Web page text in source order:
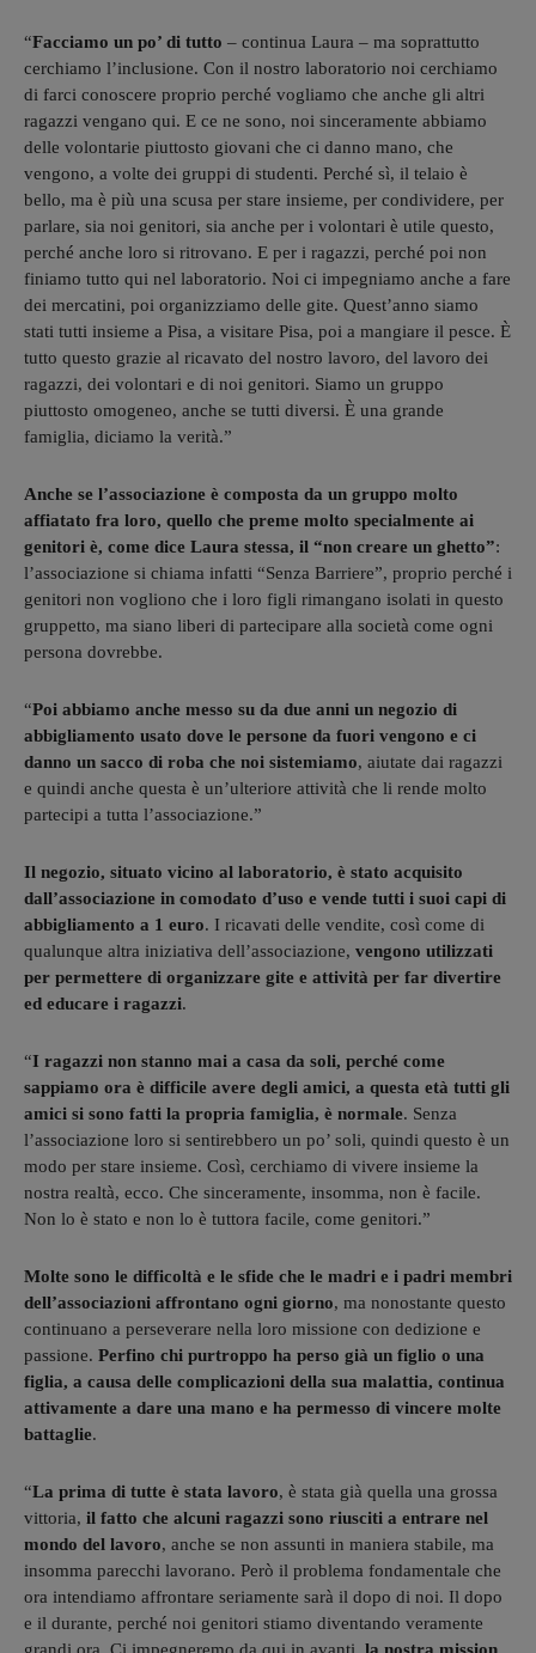
“Facciamo un po’ di tutto – continua Laura – ma soprattutto
cerchiamo l’inclusione. Con il nostro laboratorio noi cerchiamo
di farci conoscere proprio perché vogliamo che anche gli altri
ragazzi vengano qui. E ce ne sono, noi sinceramente abbiamo
delle volontarie piuttosto giovani che ci danno mano, che
vengono, a volte dei gruppi di studenti. Perché sì, il telaio è
bello, ma è più una scusa per stare insieme, per condividere, per
parlare, sia noi genitori, sia anche per i volontari è utile questo,
perché anche loro si ritrovano. E per i ragazzi, perché poi non
finiamo tutto qui nel laboratorio. Noi ci impegniamo anche a fare
dei mercatini, poi organizziamo delle gite. Quest’anno siamo
stati tutti insieme a Pisa, a visitare Pisa, poi a mangiare il pesce. È
tutto questo grazie al ricavato del nostro lavoro, del lavoro dei
ragazzi, dei volontari e di noi genitori. Siamo un gruppo
piuttosto omogeneo, anche se tutti diversi. È una grande
famiglia, diciamo la verità.”
Anche se l’associazione è composta da un gruppo molto
affiatato fra loro, quello che preme molto specialmente ai
genitori è, come dice Laura stessa, il “non creare un ghetto”:
l’associazione si chiama infatti “Senza Barriere”, proprio perché i
genitori non vogliono che i loro figli rimangano isolati in questo
gruppetto, ma siano liberi di partecipare alla società come ogni
persona dovrebbe.
“Poi abbiamo anche messo su da due anni un negozio di
abbigliamento usato dove le persone da fuori vengono e ci
danno un sacco di roba che noi sistemiamo, aiutate dai ragazzi
e quindi anche questa è un’ulteriore attività che li rende molto
partecipi a tutta l’associazione.”
Il negozio, situato vicino al laboratorio, è stato acquisito
dall’associazione in comodato d’uso e vende tutti i suoi capi di
abbigliamento a 1 euro. I ricavati delle vendite, così come di
qualunque altra iniziativa dell’associazione, vengono utilizzati
per permettere di organizzare gite e attività per far divertire
ed educare i ragazzi.
“I ragazzi non stanno mai a casa da soli, perché come
sappiamo ora è difficile avere degli amici, a questa età tutti gli
amici si sono fatti la propria famiglia, è normale. Senza
l’associazione loro si sentirebbero un po’ soli, quindi questo è un
modo per stare insieme. Così, cerchiamo di vivere insieme la
nostra realtà, ecco. Che sinceramente, insomma, non è facile.
Non lo è stato e non lo è tuttora facile, come genitori.”
Molte sono le difficoltà e le sfide che le madri e i padri membri
dell’associazioni affrontano ogni giorno, ma nonostante questo
continuano a perseverare nella loro missione con dedizione e
passione. Perfino chi purtroppo ha perso già un figlio o una
figlia, a causa delle complicazioni della sua malattia, continua
attivamente a dare una mano e ha permesso di vincere molte
battaglie.
“La prima di tutte è stata lavoro, è stata già quella una grossa
vittoria, il fatto che alcuni ragazzi sono riusciti a entrare nel
mondo del lavoro, anche se non assunti in maniera stabile, ma
insomma parecchi lavorano. Però il problema fondamentale che
ora intendiamo affrontare seriamente sarà il dopo di noi. Il dopo
e il durante, perché noi genitori stiamo diventando veramente